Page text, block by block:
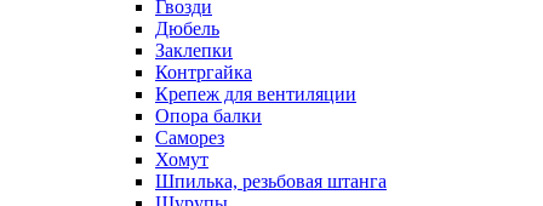
Гвозди
Дюбель
Заклепки
Контргайка
Крепеж для вентиляции
Опора балки
Саморез
Хомут
Шпилька, резьбовая штанга